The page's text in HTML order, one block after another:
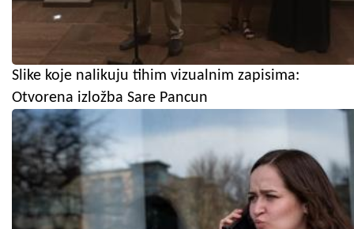
Slike koje nalikuju tihim vizualnim zapisima:
Otvorena izložba Sare Pancun